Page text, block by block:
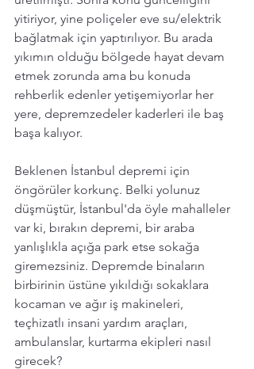
yitiriyor, yine poliçeler eve su/elektrik
bağlatmak için yaptırılıyor. Bu arada
yıkımın olduğu bölgede hayat devam
etmek zorunda ama bu konuda
rehberlik edenler yetişemiyorlar her
yere, depremzedeler kaderleri ile baş
başa kalıyor.
Beklenen İstanbul depremi için
öngörüler korkunç. Belki yolunuz
düşmüştür, İstanbul'da öyle mahalleler
var ki, bırakın depremi, bir araba
yanlışlıkla açığa park etse sokağa
giremezsiniz. Depremde binaların
birbirinin üstüne yıkıldığı sokaklara
kocaman ve ağır iş makineleri,
teçhizatlı insani yardım araçları,
ambulanslar, kurtarma ekipleri nasıl
girecek?